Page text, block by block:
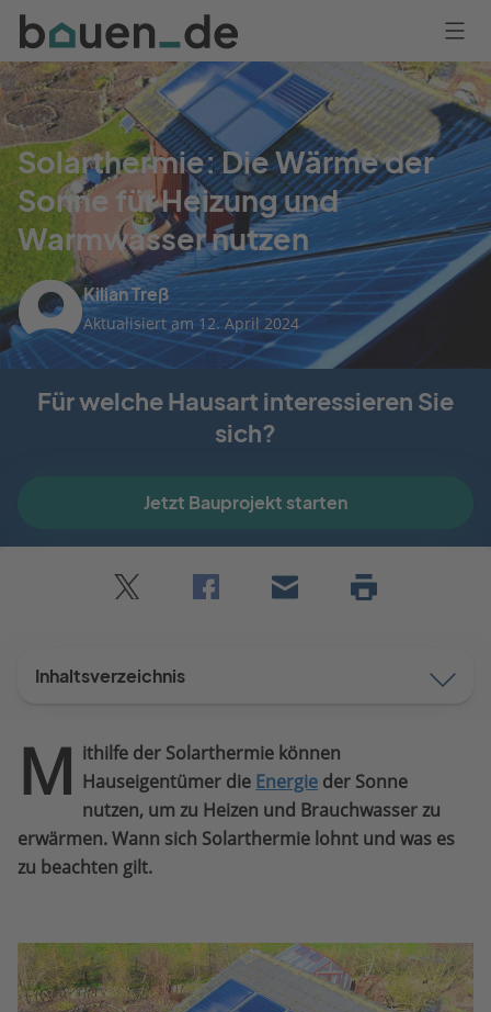
Bauen
Logo
Anmelden
Solarthermie: Die Wärme der
Sonne für Heizung und
Warmwasser nutzen
Kilian Treß
Aktualisiert am 12. April 2024
Für welche Hausart interessieren Sie
sich?
Jetzt Bauprojekt starten
Inhaltsverzeichnis
M ithilfe der Solarthermie können
Hauseigentümer die Energie der Sonne
nutzen, um zu Heizen und Brauchwasser zu
erwärmen. Wann sich Solarthermie lohnt und was es
zu beachten gilt.